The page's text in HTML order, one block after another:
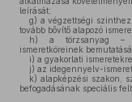
leírását;
g) a végzettségi
tovább bővítő alapozó
h) a törzsanyag –
ismeretköreinek
i) a gyakorlati
j) az idegennyelv-
k) alapképzési szakon,
befogadásának speciális